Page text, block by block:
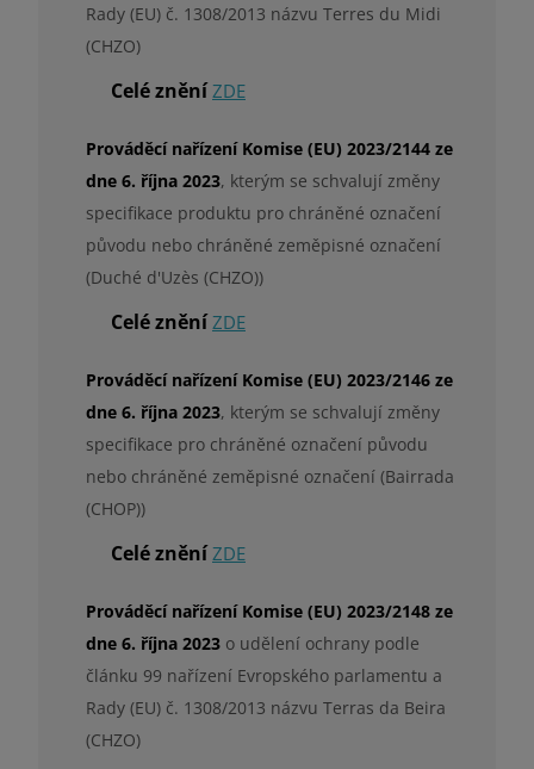
Rady (EU) č. 1308/2013 názvu Terres du Midi
(CHZO)
Celé zněníZDE
Prováděcí nařízení Komise (EU) 2023/2144 ze
dne 6. října 2023, kterým se schvalují změny
specifikace produktu pro chráněné označení
původu nebo chráněné zeměpisné označení
(Duché d'Uzès (CHZO))
Celé zněníZDE
Prováděcí nařízení Komise (EU) 2023/2146 ze
dne 6. října 2023, kterým se schvalují změny
specifikace pro chráněné označení původu
nebo chráněné zeměpisné označení (Bairrada
(CHOP))
Celé zněníZDE
Prováděcí nařízení Komise (EU) 2023/2148 ze
dne 6. října 2023 o udělení ochrany podle
článku 99 nařízení Evropského parlamentu a
Rady (EU) č. 1308/2013 názvu Terras da Beira
(CHZO)